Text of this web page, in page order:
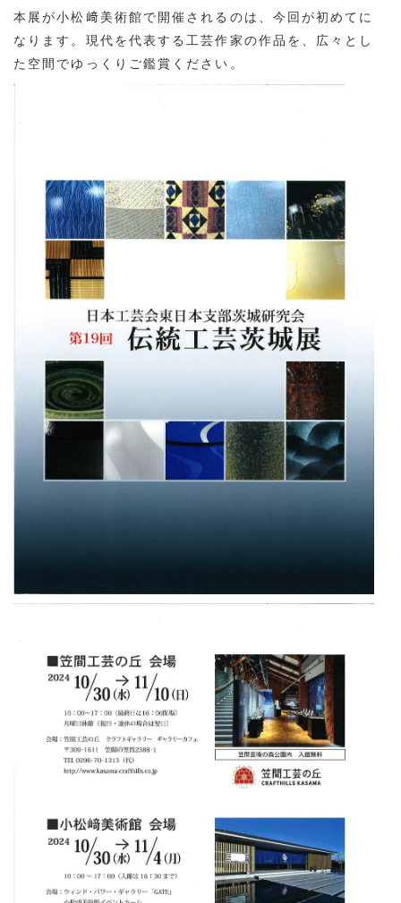
本展が小松﨑美術館で開催されるのは、今回が初めてに
なります。現代を代表する工芸作家の作品を、広々とし
た空間でゆっくりご鑑賞ください。